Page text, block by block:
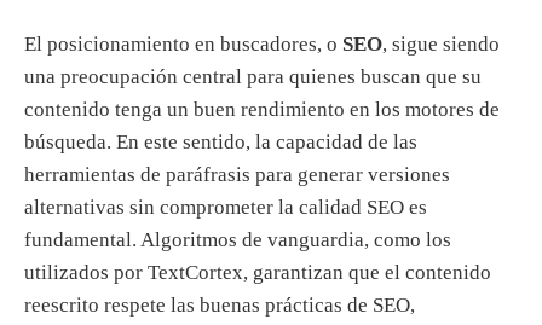
El posicionamiento en buscadores, o SEO, sigue siendo
una preocupación central para quienes buscan que su
contenido tenga un buen rendimiento en los motores de
búsqueda. En este sentido, la capacidad de las
herramientas de paráfrasis para generar versiones
alternativas sin comprometer la calidad SEO es
fundamental. Algoritmos de vanguardia, como los
utilizados por TextCortex, garantizan que el contenido
reescrito respete las buenas prácticas de SEO,